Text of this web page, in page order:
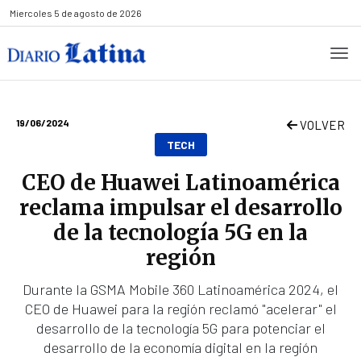
Miercoles 5 de agosto de 2026
19/06/2024 VOLVER
TECH
CEO de Huawei Latinoamérica
reclama impulsar el desarrollo
de la tecnología 5G en la
región
Durante la GSMA Mobile 360 Latinoamérica 2024, el
CEO de Huawei para la región reclamó "acelerar" el
desarrollo de la tecnología 5G para potenciar el
desarrollo de la economía digital en la región